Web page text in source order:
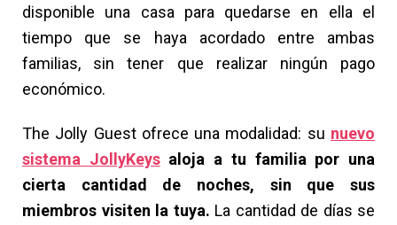
disponible una casa para quedarse en ella el
tiempo que se haya acordado entre ambas
familias, sin tener que realizar ningún pago
económico.
The Jolly Guest ofrece una modalidad: su nuevo
sistema JollyKeysaloja a tu familia por una
cierta cantidad de noches, sin que sus
miembros visiten la tuya. La cantidad de días se